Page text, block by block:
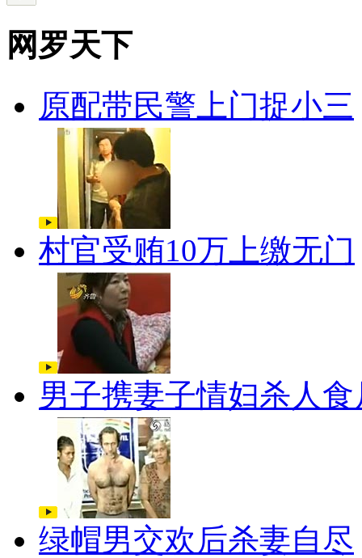
网罗天下
原配带民警上门捉小三
村官受贿10万上缴无门
男子携妻子情妇杀人食
绿帽男交欢后杀妻自尽